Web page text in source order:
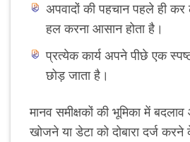
अपवादों की पहचान पहले ही कर
हल करना आसान होता है।
प्रत्येक कार्य अपने पीछे एक स्पष्ट
छोड़ जाता है।
मानव समीक्षकों की भूमिका में
खोजने या डेटा को दोबारा दर्ज करने